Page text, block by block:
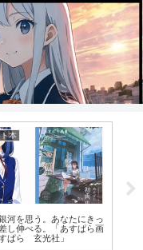
本
河を思う。あなたにきっ
し伸べる。「あすぱら画
ぱら 玄光社」